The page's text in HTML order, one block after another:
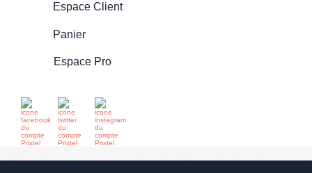
Espace Client
Panier
Espace Pro